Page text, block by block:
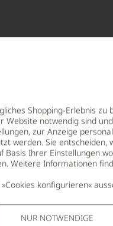
Shopping-Erlebnis zu
notwendig sind
zur Anzeige
werden. Sie entscheiden,
Basis Ihrer Einstellungen
Weitere Informationen
konfigurieren«
NUR NOTWENDIGE